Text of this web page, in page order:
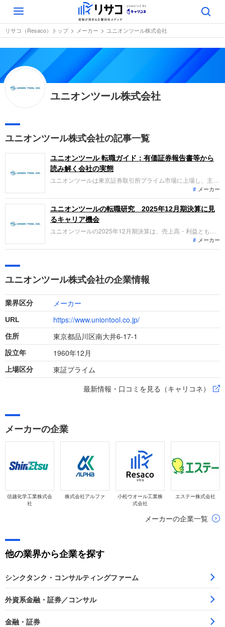
Toggle
navigation
リサコ（Resaco）トップ メーカー ユニオンツール株式会社
ユニオンツール株式会社
ユニオンツール株式会社の記事一覧
ユニオンツール 転職ガイド：有価証券報告書等から
読み解く会社の実態
ユニオンツールは東京証券取引所プライム市場に上場し、主に
プリント配線板用超硬ドリルなどの産業用切削工具の製造・販
売を展開する企業です。生成AIの普及を背景とした半導体需要
の拡大により高付加価値工具の販売が伸長し、直近の業績は大
幅な増収増益となり、過去最高益を更新する好調なトレンドで
推移しています。
メーカー
ユニオンツールの転職研究 2025年12月期決算に見
るキャリア機会
ユニオンツールの2025年12月期決算は、売上高・利益ともに
過去最高を更新 。生成AI需要の爆発的増加を受け、長岡工場に
第六工場を新設するなど、異例の投資規模で供給体制を強化中
メーカー
ユニオンツール株式会社の企業情報
業界区分 メーカー
URL https://www.uniontool.co.jp/
住所 東京都品川区南大井6-17-1
設立年 1960年12月
上場区分
東証プライム
最新情報・口コミを見る（キャリコネ）
メーカーの企業
信越化学工業株式会
社
株式会社アルファ
小松ウオール工業株
式会社
エステー株式会社
メーカーの企業一覧
他の業界から企業を探す
シンクタンク・コンサルティングファーム
外資系金融・証券／コンサル
金融・証券